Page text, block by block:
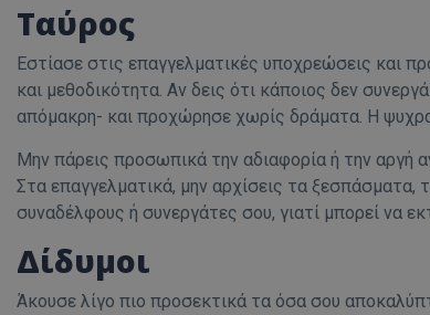
Ταύρος
Εστίασε στις επαγγελματικές υποχρεώσεις και
και μεθοδικότητα. Αν δεις ότι κάποιος δεν
απόμακρη- και προχώρησε χωρίς δράματα. Η
Μην πάρεις προσωπικά την αδιαφορία ή την αργή
Στα επαγγελματικά, μην αρχίσεις τα ξεσπάσματα,
συναδέλφους ή συνεργάτες σου, γιατί μπορεί να
Δίδυμοι
Άκουσε λίγο πιο προσεκτικά τα όσα σου